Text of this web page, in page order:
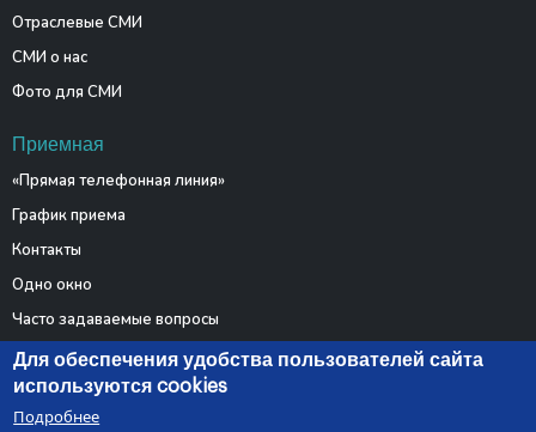
Отраслевые СМИ
СМИ о нас
Фото для СМИ
Приемная
«Прямая телефонная линия»
График приема
Контакты
Одно окно
Часто задаваемые вопросы
Электронные обращения
Для обеспечения удобства пользователей сайта
используются cookies
Подробнее